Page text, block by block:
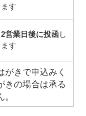
ます
2営業日後に投函し
ます
きで申込みく
きの場合は承る